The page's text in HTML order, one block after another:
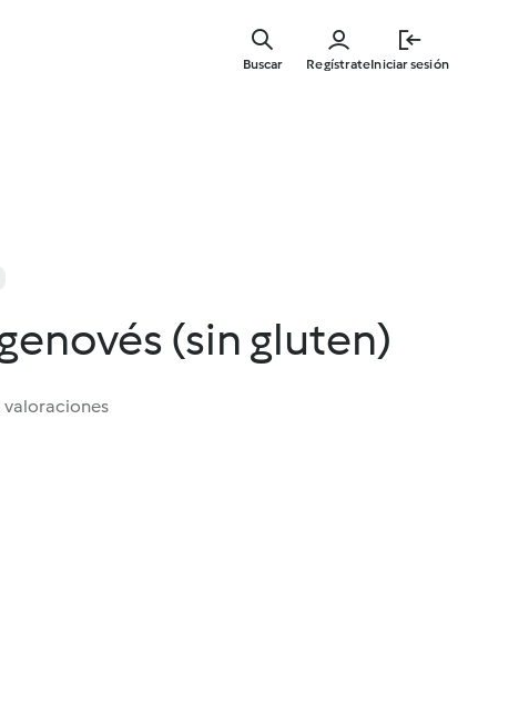
RegístrateIniciar sesión
Buscar
(sin gluten)
valoraciones